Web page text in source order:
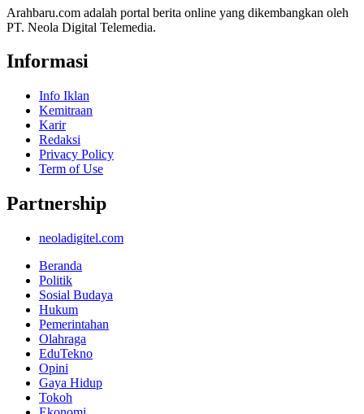
Arahbaru.com adalah portal berita online yang dikembangkan oleh
PT. Neola Digital Telemedia.
Informasi
Info Iklan
Kemitraan
Karir
Redaksi
Privacy Policy
Term of Use
Partnership
neoladigitel.com
Beranda
Politik
Sosial Budaya
Hukum
Pemerintahan
Olahraga
EduTekno
Opini
Gaya Hidup
Tokoh